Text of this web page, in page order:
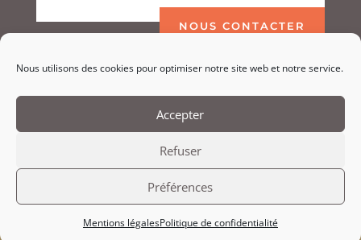
Nous utilisons des cookies pour optimiser notre site web et notre service.
Accepter
Refuser
Préférences
Mentions légalesPolitique de confidentialité
NOUS CONTACTER
Copyright Ghasel.fr –Mentions légales–Politique de
confidentialité